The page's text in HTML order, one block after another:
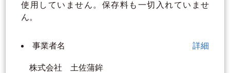
使用していません。保存料も一切入れていませ
ん。
事業者名 詳細
株式会社 土佐蒲鉾